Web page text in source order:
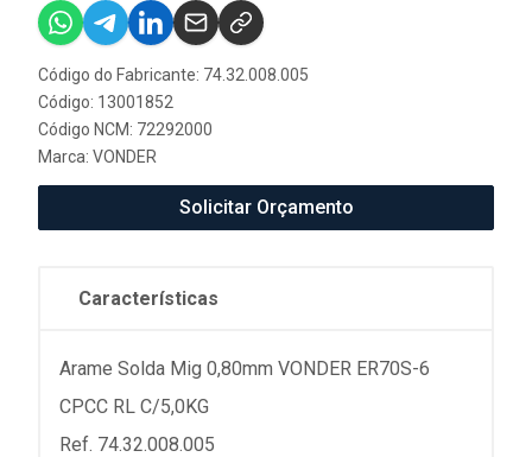
Código do Fabricante: 74.32.008.005
Código: 13001852
Código NCM: 72292000
Marca: VONDER
Solicitar Orçamento
Características
Arame Solda Mig 0,80mm VONDER ER70S-6
CPCC RL C/5,0KG
Ref. 74.32.008.005